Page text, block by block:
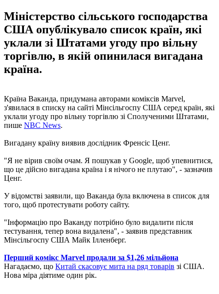
Міністерство сільського господарства
США опублікувало список країн, які
уклали зі Штатами угоду про вільну
торгівлю, в якій опинилася вигадана
країна.
Країна Ваканда, придумана авторами коміксів Marvel,
з'явилася в списку на сайті Мінсільгоспу США серед країн, які
уклали угоду про вільну торгівлю зі Сполученими Штатами,
пише NBC News.
Вигадану країну виявив дослідник Френсіс Ценг.
"Я не вірив своїм очам. Я пошукав у Google, щоб упевнитися,
що це дійсно вигадана країна і я нічого не плутаю", - зазначив
Ценг.
У відомстві заявили, що Ваканда була включена в список для
того, щоб протестувати роботу сайту.
"Інформацію про Ваканду потрібно було видалити після
тестування, тепер вона видалена", - заявив представник
Мінсільгоспу США Майк Ілленберг.
Перший комікс Marvel продали за $1,26 мільйона
Нагадаємо, що Китай скасовує мита на ряд товарів зі США.
Нова міра діятиме один рік.